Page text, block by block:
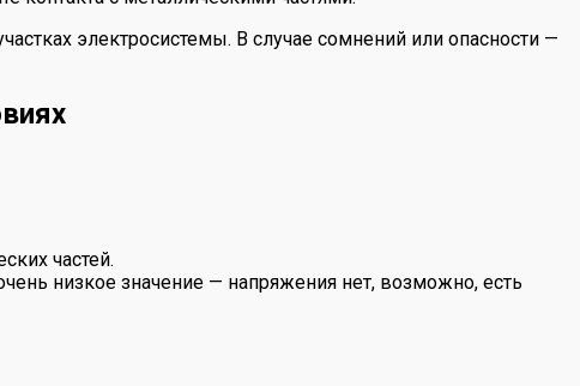
электросистемы. В случае сомнений или опасности —
частей.
низкое значение — напряжения нет, возможно, есть